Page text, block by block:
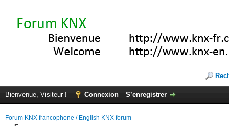
Bienvenue, Visiteur ! Connexion S’enregistrer
Forum KNX francophone / English KNX forum